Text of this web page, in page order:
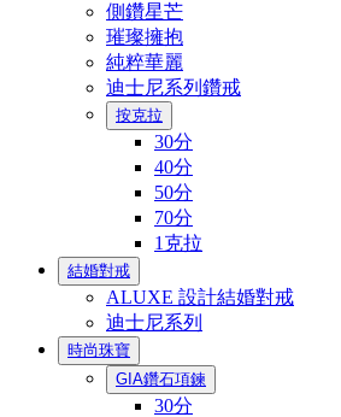
側鑽星芒
璀璨擁抱
純粹華麗
迪士尼系列鑽戒
按克拉
30分
40分
50分
70分
1克拉
結婚對戒
ALUXE 設計結婚對戒
迪士尼系列
時尚珠寶
GIA鑽石項鍊
30分